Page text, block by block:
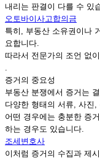
내리는 판결이 다를 수 있
오토바이사고합의금
특히, 부동산 소유권이나
요합니다.
따라서 전문가의 조언 없
.
증거의 중요성
부동산 분쟁에서 증거는
다양한 형태의 서류, 사진
어떤 경우에는 충분한 증
하는 경우도 있습니다.
조세변호사
이처럼 증거의 수집과 제